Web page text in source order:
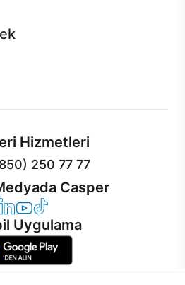
Hizmetleri
250 77 77
Casper
TwitterLinkedIn
Casper YouTube
Casper TikTok
Uygulama